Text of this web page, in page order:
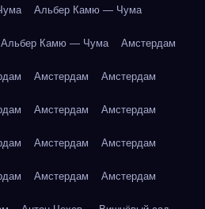
Альбер Камю — Чума
Альбер Камю — Чума Амстердам
Амстердам Амстердам
Амстердам Амстердам
Амстердам Амстердам
Амстердам Амстердам